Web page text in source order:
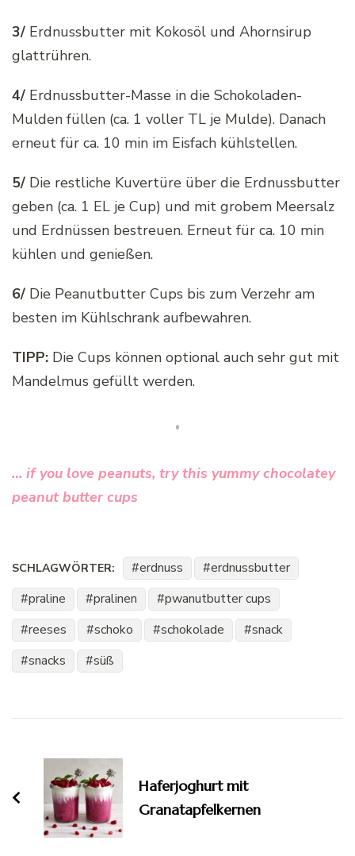
3/ Erdnussbutter mit Kokosöl und Ahornsirup
glattrühren.
4/ Erdnussbutter-Masse in die Schokoladen-
Mulden füllen (ca. 1 voller TL je Mulde). Danach
erneut für ca. 10 min im Eisfach kühlstellen.
5/ Die restliche Kuvertüre über die Erdnussbutter
geben (ca. 1 EL je Cup) und mit grobem Meersalz
und Erdnüssen bestreuen. Erneut für ca. 10 min
kühlen und genießen.
6/ Die Peanutbutter Cups bis zum Verzehr am
besten im Kühlschrank aufbewahren.
TIPP: Die Cups können optional auch sehr gut mit
Mandelmus gefüllt werden.
… if you love peanuts, try this yummy chocolatey
peanut butter cups
SCHLAGWÖRTER: erdnuss
erdnussbutter
praline
pralinen
pwanutbutter cups
reeses
schoko schokolade
snack
snacks
süß
Haferjoghurt mit
Granatapfelkernen